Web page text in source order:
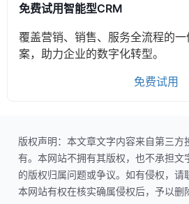
免费试用智能型CRM
覆盖营销、销售、服务全流程的
案，助力企业的数字化转型。
免费试用
版权声明：本文章文字内容来自第三方
有。本网站不拥有其版权，也不承担文
的版权归属问题或争议。如有侵权，请
本网站有权在核实确属侵权后，予以删